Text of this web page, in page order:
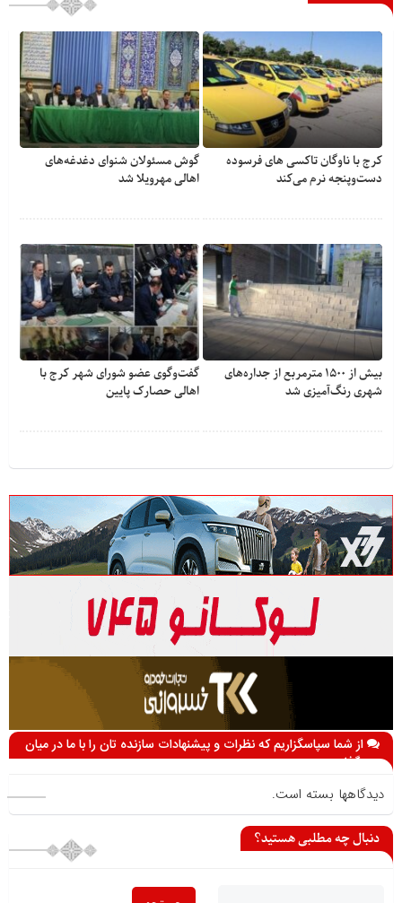
کرج با ناوگان تاکسی های فرسوده
دست‌وپنجه نرم می‌کند
گوش مسئولان شنوای دغدغه‎‌های
اهالی مهرویلا شد
بیش از ۱۵۰۰ مترمربع از جداره‌های
شهری رنگ‌آمیزی شد
گفت‌وگوی عضو شورای شهر کرج با
اهالی حصارک پایین
از شما سپاسگزاریم که نظرات و پیشنهادات سازنده تان را با ما در میان
می گذارید
دیدگاهها بسته است.
دنبال چه مطلبی هستید؟